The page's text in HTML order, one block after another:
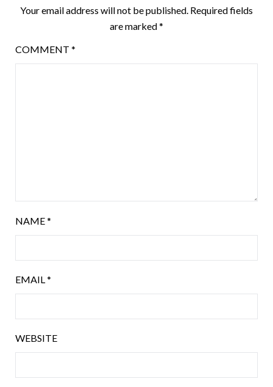
Your email address will not be published. Required fields
are marked*
COMMENT *
NAME*
EMAIL*
WEBSITE